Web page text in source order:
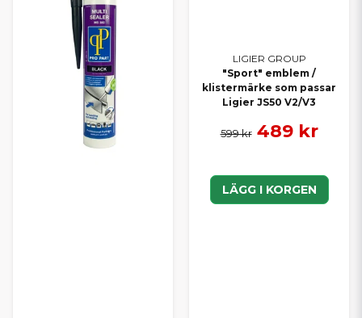
LIGIER GROUP
"Sport" emblem /
klistermärke som passar
Ligier JS50 V2/V3
599 kr 489 kr
LÄGG I KORGEN